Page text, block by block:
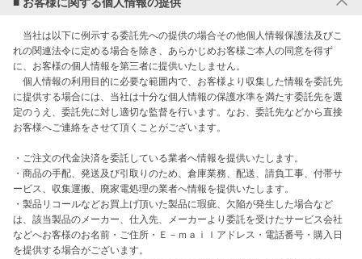
当社は以下に例示する委託先への提供の場合その他個人情報保護法及びこ
れの関連法令に定める場合を除き、あらかじめお客様ご本人の同意を得ず
に、お客様の個人情報を第三者に提供いたしません。
個人情報の利用目的に必要な範囲内で、お客様より収集した情報を委託先
に提供する場合には、当社は十分な個人情報の保護水準を満たす委託先を選
定のうえ、委託先に対し適切な監督を行います。なお、委託先などから直接
お客様へご連絡をさせて頂くことがございます。
・ご注文の代金決済を委託している業者へ情報を提供いたします。
・商品の手配、発送及び引取りのため、倉庫業務、配送、請負工事、付帯サ
ービス、収集運搬、廃家電処理の業者へ情報を提供いたします。
・製品リコールなどお買上げ頂いた製品に瑕疵、欠陥が発生した場合など
は、該当製品のメーカー、仕入先、メーカーより委託を受けたサービス会社
などへお客様のお名前・ご住所・Ｅ－ｍａｉｌアドレス・電話番号・購入日
を提供する場合がございます。